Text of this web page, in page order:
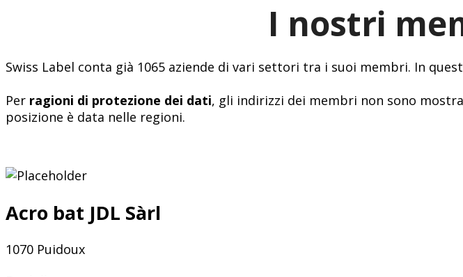
I nostri
Swiss Label conta già 1065 aziende di vari settori tra i suoi membri. In
Per ragioni di protezione dei dati, gli indirizzi dei membri non sono
posizione è data nelle regioni.
Acro bat JDL Sàrl
1070 Puidoux